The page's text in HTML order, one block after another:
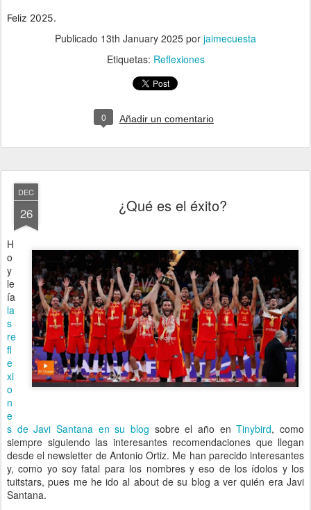
Feliz 2025.
Publicado 13th January 2025 por jaimecuesta
Etiquetas: Reflexiones
0 Añadir un comentario
DEC
26 ¿Qué es el éxito?
H
o
y
le
ía
la
s
re
fl
e
xi
o
n
e
s de Javi Santana en su blog sobre el año enTinybird, como
siempre siguiendo las interesantes recomendaciones que llegan
desde el newsletter de Antonio Ortiz. Me han parecido interesantes
y, como yo soy fatal para los nombres y eso de los ídolos y los
tuitstars, pues me he ido al about de su blog a ver quién era Javi
Santana.